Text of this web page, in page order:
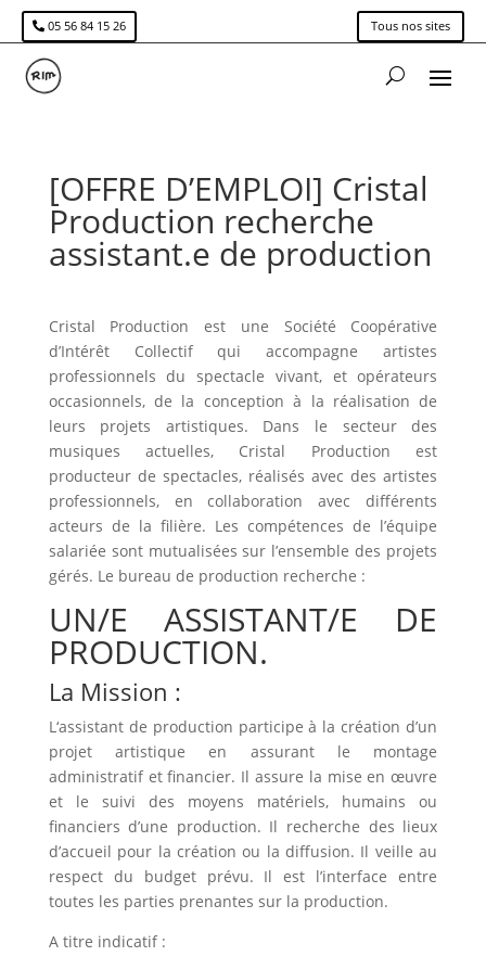
05 56 84 15 26 Tous nos sites
[OFFRE D’EMPLOI] Cristal
Production recherche
assistant.e de production
Cristal Production est une Société Coopérative
d’Intérêt Collectif qui accompagne artistes
professionnels du spectacle vivant, et opérateurs
occasionnels, de la conception à la réalisation de
leurs projets artistiques. Dans le secteur des
musiques actuelles, Cristal Production est
producteur de spectacles, réalisés avec des artistes
professionnels, en collaboration avec différents
acteurs de la filière. Les compétences de l’équipe
salariée sont mutualisées sur l’ensemble des projets
gérés. Le bureau de production recherche :
UN/E ASSISTANT/E DE
PRODUCTION.
La Mission :
L‘assistant de production participe à la création d’un
projet artistique en assurant le montage
administratif et financier. Il assure la mise en œuvre
et le suivi des moyens matériels, humains ou
financiers d’une production. Il recherche des lieux
d’accueil pour la création ou la diffusion. Il veille au
respect du budget prévu. Il est l’interface entre
toutes les parties prenantes sur la production.
A titre indicatif :